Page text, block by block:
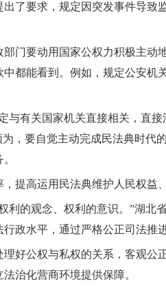
了要求，规定因突发事件导
门要动用国家公权力积极主
都能看到。例如，规定公安
与有关国家机关直接相关，直
，要自觉主动完成民法典时代
提高运用民法典维护人民权益
的观念、权利的意识。”湖北
政水平，通过严格公正司法推
好公权与私权的关系，客观
治化营商环境提供保障。